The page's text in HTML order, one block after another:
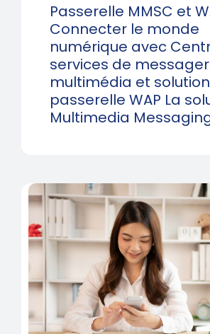
Passerelle MMSC et
Connecter le monde
numérique avec
services de
multimédia et
passerelle WAP La
Multimedia